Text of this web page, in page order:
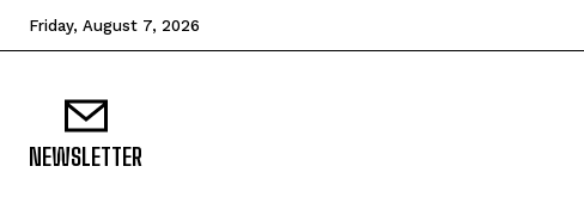
Friday, August 7, 2026
NEWSLETTER